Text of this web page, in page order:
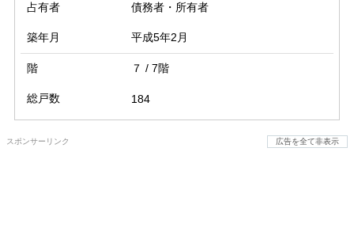
占有者 債務者・所有者
築年月 平成5年2月
階 ７ / 7階
総戸数 184
スポンサーリンク 広告を全て非表示